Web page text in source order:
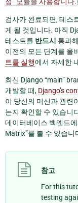
검사가 완료되면, 테스
게 될 것입니다. 아직
테스트를 반드시 통과
이전의 모든 단계를 올
트를 실행에서 자세한
최신 Django “main”
개발할 때, Django’s
이 당신의 머신과 관련
는지 확인할 수 있습니
데이터베이스 백엔드
Matrix”를 볼 수 있습니
참고
For this
testing